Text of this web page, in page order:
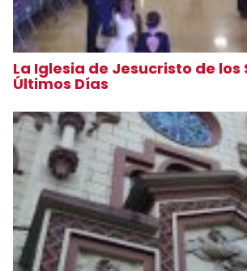
La Iglesia de Jesucristo de los
Últimos Días